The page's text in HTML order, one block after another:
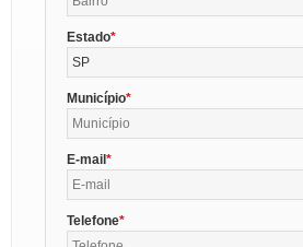
Estado
SP
Município
E-mail
Telefone